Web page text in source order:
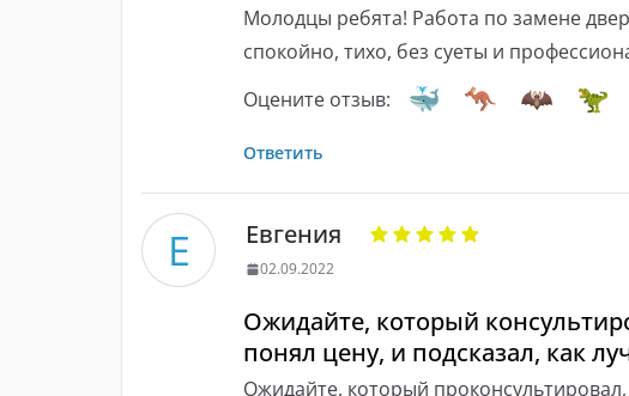
Молодцы ребята! Работа по замене
спокойно, тихо, без суеты и
Оцените отзыв:
Ответить
Е Евгения
02.09.2022
Ожидайте, который
понял цену, и подсказал, как
Ожидайте, который